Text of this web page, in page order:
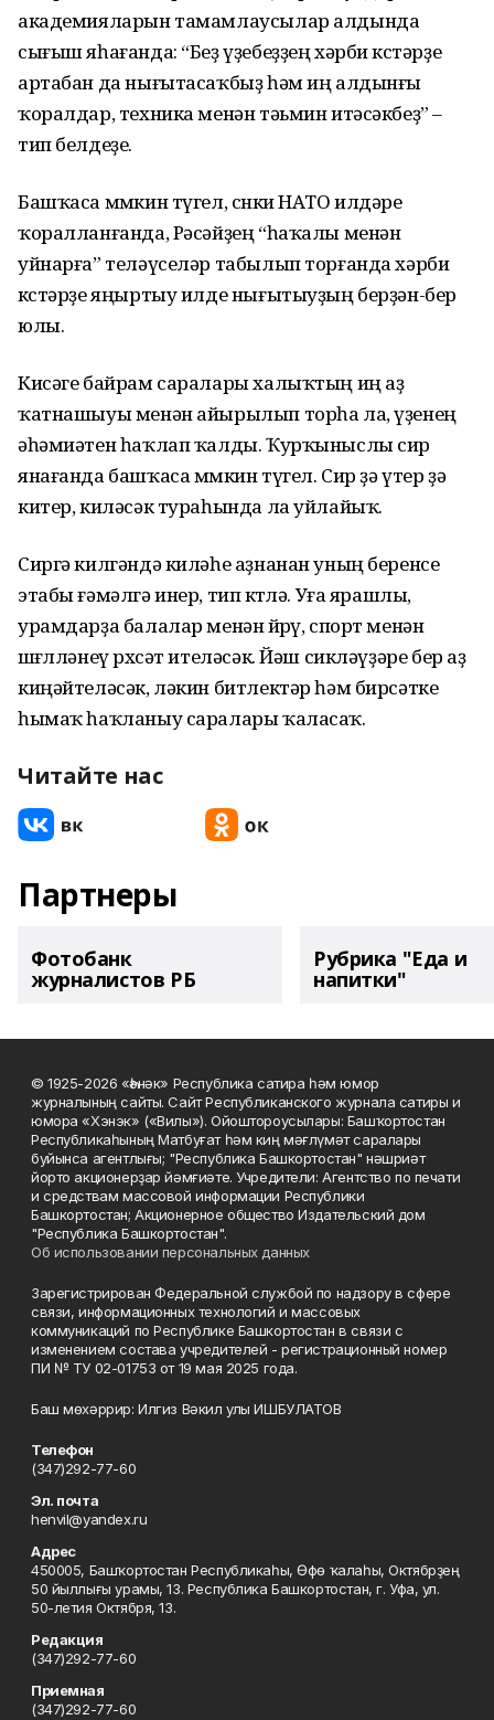
академияларын тамамлаусылар алдында
сығыш яһағанда: “Беҙ үҙебеҙҙең хәрби көстәрҙе
артабан да нығытасаҡбыҙ һәм иң алдынғы
ҡоралдар, техника менән тәьмин итәсәкбеҙ” –
тип белдеҙе.
Башҡаса мөмкин түгел, сөнки НАТО илдәре
ҡоралланғанда, Рәсәйҙең “һаҡалы менән
уйнарға” теләүселәр табылып торғанда хәрби
көстәрҙе яңыртыу илде нығытыуҙың берҙән-бер
юлы.
Кисәге байрам саралары халыҡтың иң аҙ
ҡатнашыуы менән айырылып торһа ла, үҙенең
әһәмиәтен һаҡлап ҡалды. Ҡурҡыныслы сир
янағанда башҡаса мөмкин түгел. Сир ҙә үтер ҙә
китер, киләсәк тураһында ла уйлайыҡ.
Сиргә килгәндә киләһе аҙнанан уның беренсе
этабы ғәмәлгә инер, тип көтөлә. Уға ярашлы,
урамдарҙа балалар менән йөрөү, спорт менән
шөғөлләнеү рөхсәт ителәсәк. Йәш сикләүҙәре бер аҙ
киңәйтеләсәк, ләкин битлектәр һәм бирсәтке
һымаҡ һаҡланыу саралары ҡаласаҡ.
Читайте нас
Партнеры
Фотобанк
журналистов РБ
Рубрика "Еда и
напитки"
© 1925-2026 «Һәнәк» Республика сатира һәм юмор
журналының сайты. Сайт Республиканского журнала сатиры и
юмора «Хэнэк» («Вилы»). Ойоштороусылары: Башҡортостан
Республикаһының Матбуғат һәм киң мәғлүмәт саралары
буйынса агентлығы; "Республика Башкортостан" нәшриәт
йорто акционерҙар йәмғиәте. Учредители: Агентство по печати
и средствам массовой информации Республики
Башкортостан; Акционерное общество Издательский дом
"Республика Башкортостан".
Об использовании персональных данных
Зарегистрирован Федеральной службой по надзору в сфере
связи, информационных технологий и массовых
коммуникаций по Республике Башкортостан в связи с
изменением состава учредителей - регистрационный номер
ПИ № ТУ 02-01753 от 19 мая 2025 года.
Баш мөхәррир: Илгиз Вәкил улы ИШБУЛАТОВ
Телефон
(347)292-77-60
Эл. почта
henvil@yandex.ru
Адрес
450005, Башҡортостан Республикаһы, Өфө ҡалаһы, Октябрҙең
50 йыллығы урамы, 13. Республика Башкортостан, г. Уфа, ул.
50-летия Октября, 13.
Редакция
(347)292-77-60
Приемная
(347)292-77-60